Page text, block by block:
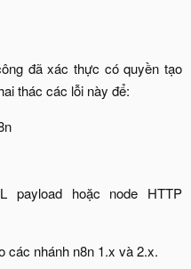
đã xác thực có quyền tạo
thác các lỗi này để:​
payload hoặc node HTTP
các nhánh n8n 1.x và 2.x.​